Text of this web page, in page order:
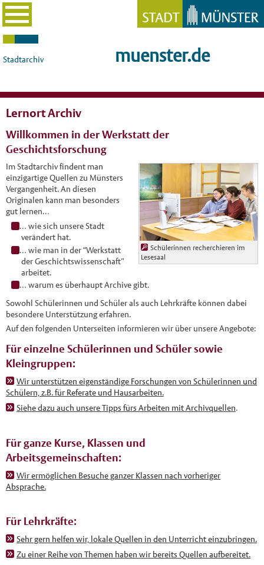
Stadtarchiv muenster.de
Lernort Archiv
Willkommen in der Werkstatt der
Geschichtsforschung
Schülerinnen recherchieren im
Lesesaal
Im Stadtarchiv findent man
einzigartige Quellen zu Münsters
Vergangenheit. An diesen
Originalen kann man besonders
gut lernen…
… wie sich unsere Stadt
verändert hat.
… wie man in der “Werkstatt
der Geschichtswissenschaft”
arbeitet.
… warum es überhaupt Archive gibt.
Sowohl Schülerinnen und Schüler als auch Lehrkräfte können dabei
besondere Unterstützung erfahren.
Auf den folgenden Unterseiten informieren wir über unsere Angebote:
Für einzelne Schülerinnen und Schüler sowie
Kleingruppen:
Wir unterstützen eigenständige Forschungen von Schülerinnen und
Schülern, z.B. für Referate und Hausarbeiten.
Siehe dazu auch unsere Tipps fürs Arbeiten mit Archivquellen.
Für ganze Kurse, Klassen und
Arbeitsgemeinschaften:
Wir ermöglichen Besuche ganzer Klassen nach vorheriger
Absprache.
Für Lehrkräfte:
Sehr gern helfen wir, lokale Quellen in den Unterricht einzubringen.
Zu einer Reihe von Themen haben wir bereits Quellen aufbereitet.